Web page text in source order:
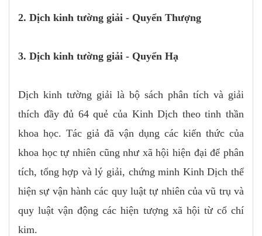
2. Dịch kinh tường giải - Quyển Thượng
3. Dịch kinh tường giải - Quyển Hạ
Dịch kinh tường giải là bộ sách phân tích và giải
thích đầy đủ 64 quẻ của Kinh Dịch theo tinh thần
khoa học. Tác giả đã vận dụng các kiến thức của
khoa học tự nhiên cũng như xã hội hiện đại để phân
tích, tổng hợp và lý giải, chứng minh Kinh Dịch thể
hiện sự vận hành các quy luật tự nhiên của vũ trụ và
quy luật vận động các hiện tượng xã hội từ cổ chí
kim.